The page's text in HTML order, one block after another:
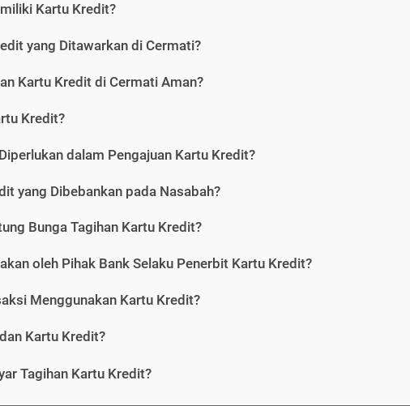
Kartu Kredit?
yang Ditawarkan di Cermati?
Kartu Kredit di Cermati Aman?
Kredit?
dalam Pengajuan Kartu Kredit?
yang Dibebankan pada Nasabah?
Bunga Tagihan Kartu Kredit?
oleh Pihak Bank Selaku Penerbit Kartu Kredit?
Menggunakan Kartu Kredit?
Kartu Kredit?
Tagihan Kartu Kredit?